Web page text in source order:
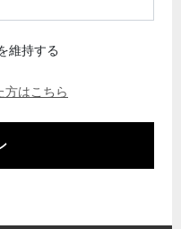
維持する
方はこちら